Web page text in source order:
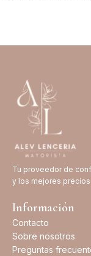
Tu proveedor de
y los mejores
Información
Contacto
Sobre nosotros
Preguntas